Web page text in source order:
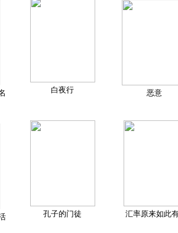
白夜行 恶意
孔子的门徒 汇率原来如此